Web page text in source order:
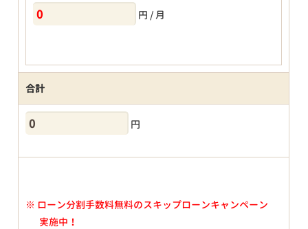
円 / 月
合計
円
※ ローン分割手数料無料のスキップローンキャンペーン
実施中！